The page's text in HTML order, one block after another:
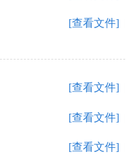
[查看文件]
[查看文件]
[查看文件]
[查看文件]